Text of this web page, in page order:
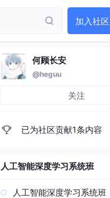
加入社区
何顾长安
@heguu
关注
已为社区贡献1条内容
人工智能深度学习系统班
人工智能深度学习系统班